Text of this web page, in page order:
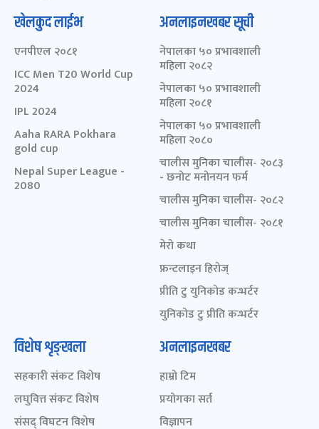
खेलकुद लाईभ
एनपीएल २०८१
ICC Men T20 World Cup
2024
IPL 2024
Aaha RARA Pokhara
gold cup
Nepal Super League -
2080
अनलाइनखबर सूची
नेपालका ५० प्रभावशाली
महिला २०८२
नेपालका ५० प्रभावशाली
महिला २०८१
नेपालका ५० प्रभावशाली
महिला २०८०
चालीस मुनिका चालीस- २०८३
- छनोट मनोनयन फर्म
चालीस मुनिका चालीस- २०८२
चालीस मुनिका चालीस- २०८१
मेरो कथा
फ्रन्टलाइन हिरोज्
प्रीति टु युनिकोड कन्भर्टर
युनिकोड टु प्रीति कन्भर्टर
विशेष शृङ्खला
सहकारी संकट विशेष
लघुवित्त संकट विशेष
संसद् विघटन विशेष
अनलाइनखबर
हाम्रो टिम
प्रयोगका सर्त
विज्ञापन